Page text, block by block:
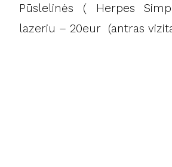
Pūslelinės ( Herpes
lazeriu – 20eur (antras